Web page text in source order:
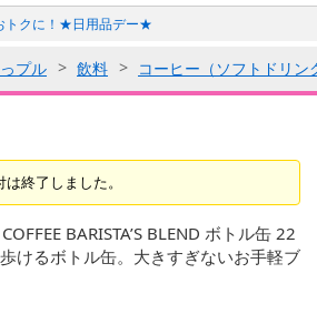
トクに！★日用品デー★
プル 飲料 コーヒー（ソフトドリン
終了しました。
BARISTA’S BLEND ボトル缶 22
けるボトル缶。大きすぎないお手軽ブ